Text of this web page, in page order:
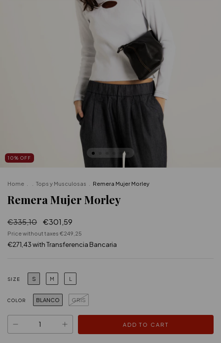
10% OFF
Home Tops y Musculosas Remera Mujer Morley
Remera Mujer Morley
€335,10 €301,59
Price without taxes €249,25
€271,43withTransferencia Bancaria
SIZE S M L
COLOR BLANCO GRIS